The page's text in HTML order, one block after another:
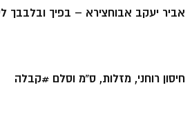
אביר יעקב אבוחצירא – בפיך ובלבבך
חיסון רוחני, מזלות, ס”מ וסלם #קבלה